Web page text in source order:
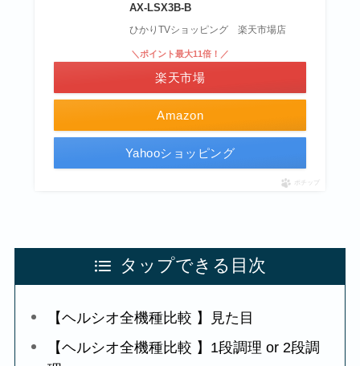
AX-LSX3B-B
ひかりTVショッピング 楽天市場店
Amazon
＼ポイント最大11倍！／
楽天市場
Yahooショッピング
ポチップ
タップできる目次
【ヘルシオ全機種比較 】見た目
【ヘルシオ全機種比較 】1段調理 or 2段調